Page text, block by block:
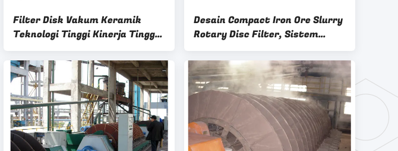
Filter Disk Vakum Keramik
Teknologi Tinggi Kinerja Tinggi
Untuk Bubur Tambang Terpisah
Desain Compact Iron Ore Slurry
Rotary Disc Filter, Sistem
Filtrasi Vakum